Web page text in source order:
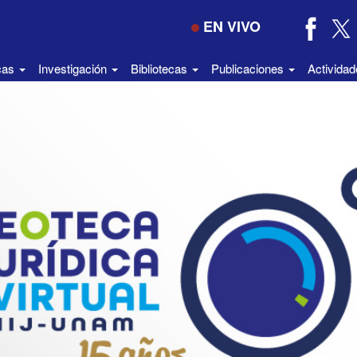
EN VIVO
Investigación Bibliotecas Publicaciones